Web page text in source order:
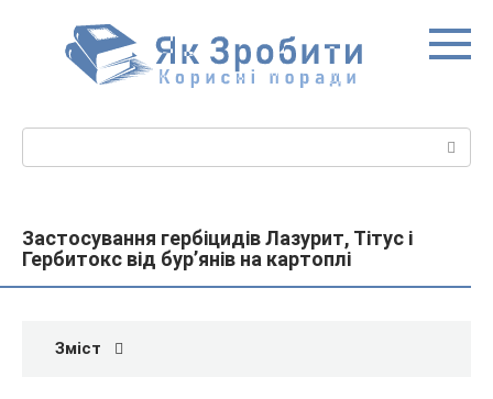
Застосування гербіцидів Лазурит, Тітус і
Гербитокс від бур’янів на картоплі
Зміст